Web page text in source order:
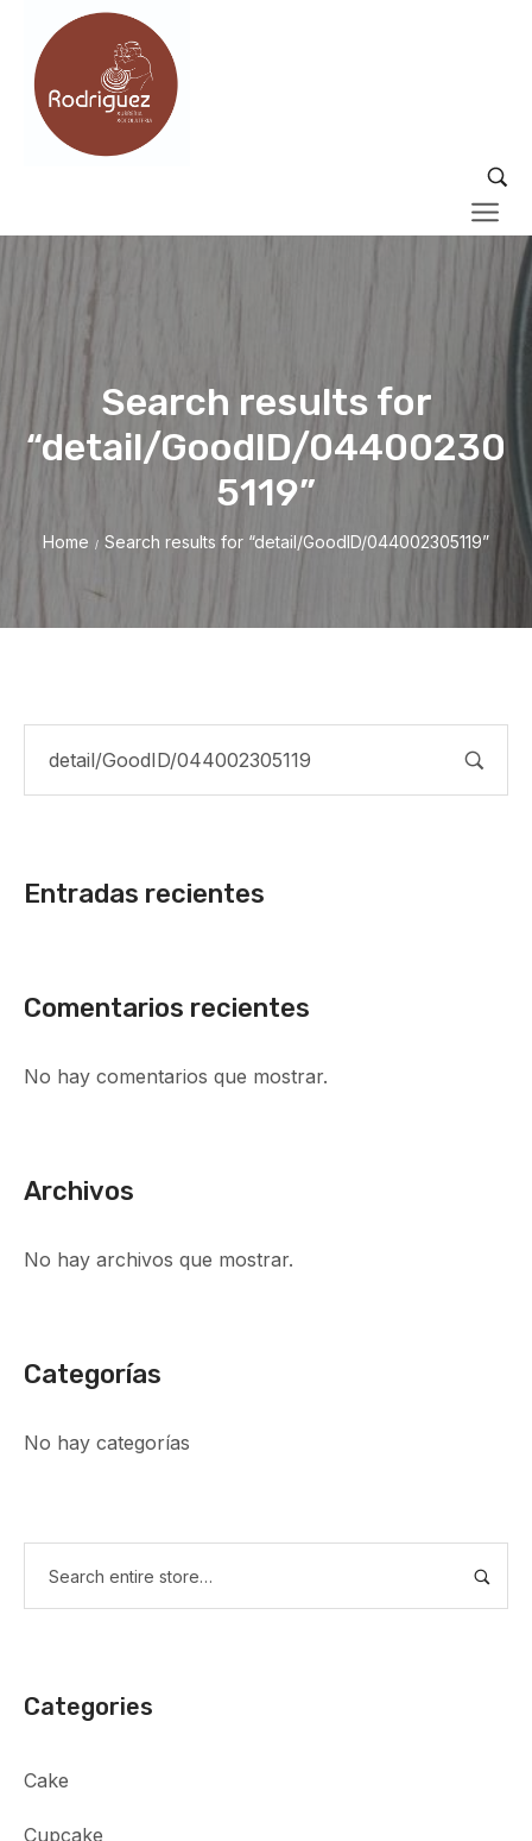
Search results for
“detail/GoodID/04400230
5119”
Home / Search results for “detail/GoodID/044002305119”
Entradas recientes
Comentarios recientes
No hay comentarios que mostrar.
Archivos
No hay archivos que mostrar.
Categorías
No hay categorías
Categories
Cake
Cupcake